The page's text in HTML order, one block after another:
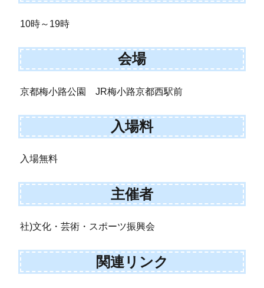
10時～19時
会場
京都梅小路公園 JR梅小路京都西駅前
入場料
入場無料
主催者
社)文化・芸術・スポーツ振興会
関連リンク